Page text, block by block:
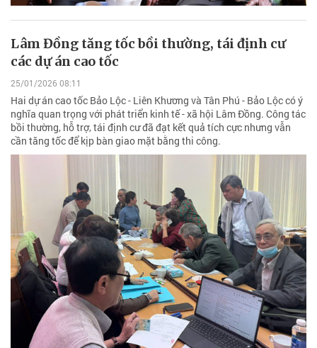
Lâm Đồng tăng tốc bồi thường, tái định cư
các dự án cao tốc
25/01/2026 08:11
Hai dự án cao tốc Bảo Lộc - Liên Khương và Tân Phú - Bảo Lộc có ý
nghĩa quan trọng với phát triển kinh tế - xã hội Lâm Đồng. Công tác
bồi thường, hỗ trợ, tái định cư đã đạt kết quả tích cực nhưng vẫn
cần tăng tốc để kịp bàn giao mặt bằng thi công.